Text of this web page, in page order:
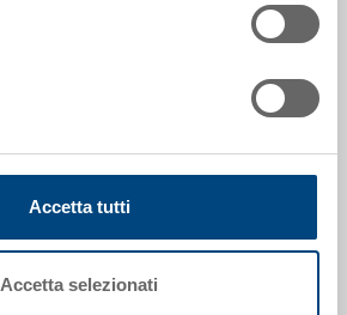
Accetta tutti
Accetta selezionati
PP, grigio argento RAL 7001,
mm, con chiusure a scatto, per